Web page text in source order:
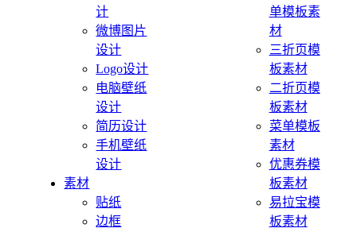
计
微博图片
设计
Logo设计
电脑壁纸
设计
简历设计
手机壁纸
设计
素材
贴纸
边框
单模板素
材
三折页模
板素材
二折页模
板素材
菜单模板
素材
优惠券模
板素材
易拉宝模
板素材